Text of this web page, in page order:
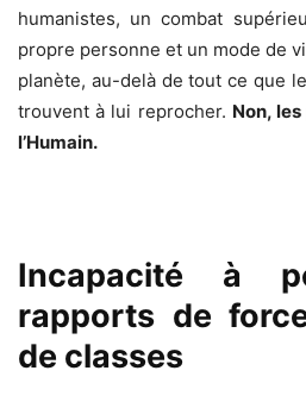
humanistes, un combat
propre personne et un mode de
planète, au-delà de tout ce que
trouvent à lui reprocher. Non,
l’Humain.
Incapacité à
rapports de
de classes